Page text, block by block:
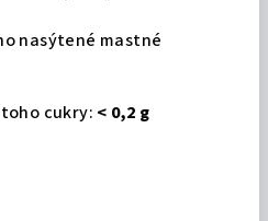
nasýtené mastné
cukry: < 0,2 g